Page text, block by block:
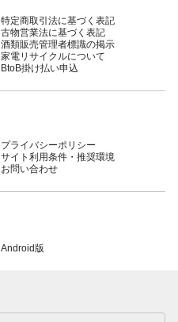
特定商取引法に基づく表記
古物営業法に基づく表記
酒類販売管理者標識の掲示
家電リサイクルについて
BtoB掛け払い申込
プライバシーポリシー
サイト利用条件・推奨環境
お問い合わせ
Android版